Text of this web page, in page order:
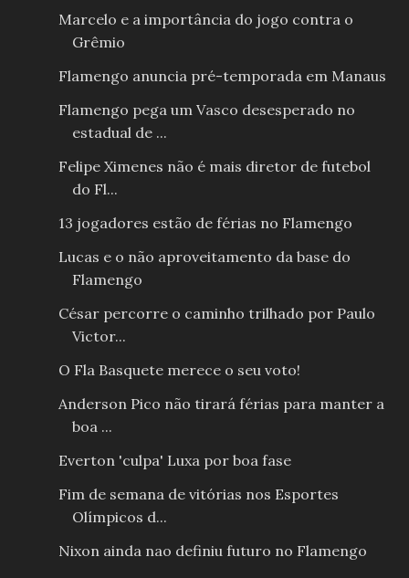
Marcelo e a importância do jogo contra o
Grêmio
Flamengo anuncia pré-temporada em Manaus
Flamengo pega um Vasco desesperado no
estadual de ...
Felipe Ximenes não é mais diretor de futebol
do Fl...
13 jogadores estão de férias no Flamengo
Lucas e o não aproveitamento da base do
Flamengo
César percorre o caminho trilhado por Paulo
Victor...
O Fla Basquete merece o seu voto!
Anderson Pico não tirará férias para manter a
boa ...
Everton 'culpa' Luxa por boa fase
Fim de semana de vitórias nos Esportes
Olímpicos d...
Nixon ainda nao definiu futuro no Flamengo